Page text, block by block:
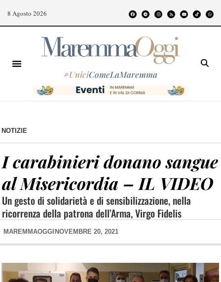
8 Agosto 2026
#UniciComeLaMaremma
NOTIZIE
I carabinieri donano sangue
al Misericordia – IL VIDEO
Un gesto di solidarietà e di sensibilizzazione, nella
ricorrenza della patrona dell’Arma, Virgo Fidelis
MAREMMAOGGI NOVEMBRE 20, 2021